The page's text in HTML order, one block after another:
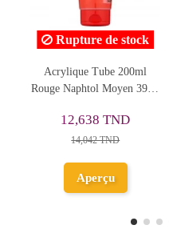
Acrylique Studio, 3
+ 2 Phospho - Pébéo
Ajouter au
panier